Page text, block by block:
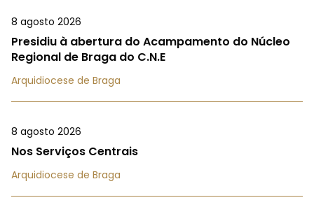
8 agosto 2026
Presidiu à abertura do Acampamento do Núcleo
Regional de Braga do C.N.E
Arquidiocese de Braga
8 agosto 2026
Nos Serviços Centrais
Arquidiocese de Braga